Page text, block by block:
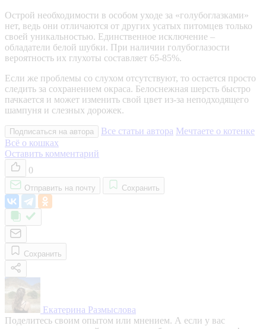
Острой необходимости в особом уходе за «голубоглазками»
нет, ведь они отличаются от других усатых питомцев только
своей уникальностью. Единственное исключение –
обладатели белой шубки. При наличии голубоглазости
вероятность их глухоты составляет 65-85%.
Если же проблемы со слухом отсутствуют, то остается просто
следить за сохранением окраса. Белоснежная шерсть быстро
пачкается и может изменить свой цвет из-за неподходящего
шампуня и слезных дорожек.
Подписаться на автора Все статьи автора Мечтаете о котенке
Всё о кошках
Оставить комментарий
0
Отправить на почту Сохранить
Сохранить
Екатерина Размыслова
Поделитесь своим опытом или мнением. А если у вас